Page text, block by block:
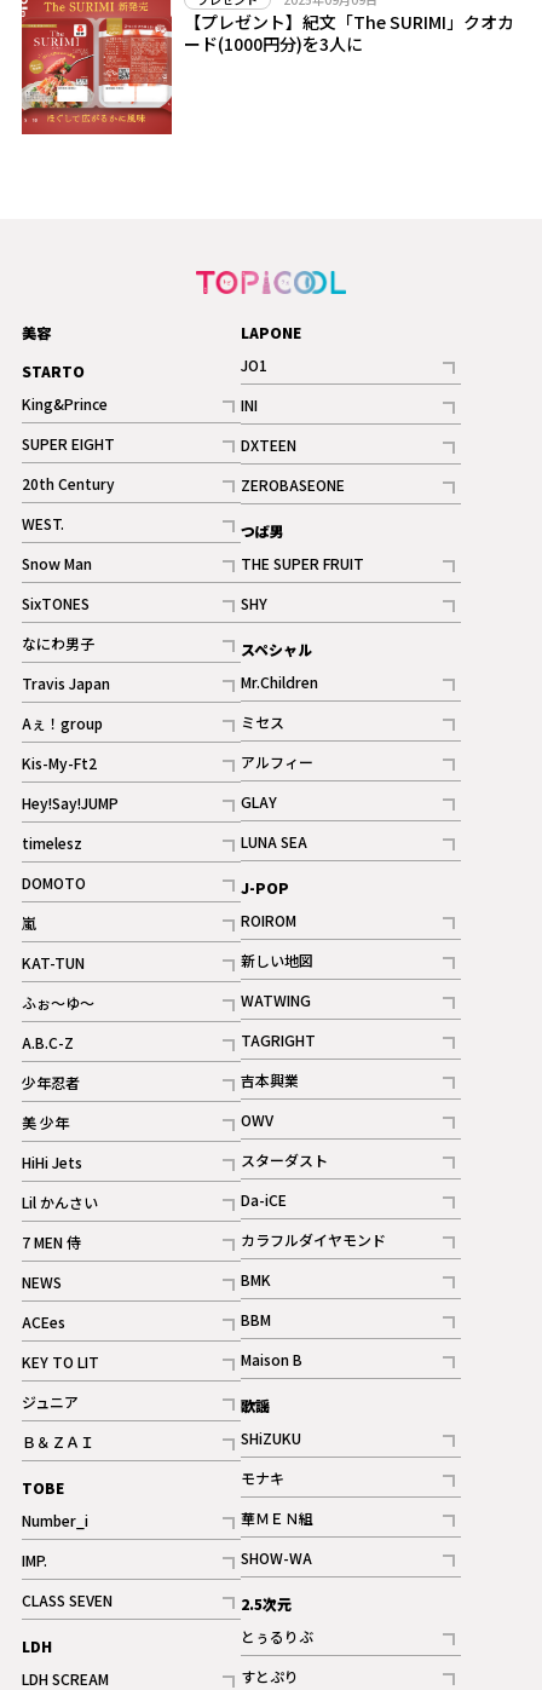
【プレゼント】紀文「The SURIMI」クオカ
ード(1000円分)を3人に
美容
STARTO
King&Prince
記事
SUPER EIGHT
記事
20th Century
記事
WEST.
記事
Snow Man
記事
ギャラリー
SixTONES
記事
ギャラリー
なにわ男子
記事
Travis Japan
記事
Aぇ！group
記事
Kis-My-Ft2
記事
ギャラリー
Hey!Say!JUMP
記事
timelesz
記事
DOMOTO
記事
嵐
記事
KAT-TUN
記事
ふぉ～ゆ～
記事
A.B.C-Z
記事
ギャラリー
少年忍者
記事
美 少年
記事
HiHi Jets
記事
Lil かんさい
記事
7 MEN 侍
記事
NEWS
記事
ACEes
記事
KEY TO LIT
記事
ジュニア
記事
Ｂ＆ＺＡＩ
記事
TOBE
Number_i
記事
IMP.
記事
CLASS SEVEN
記事
LDH
LDH SCREAM
LAPONE
JO1
記事
INI
記事
ギャラリー
DXTEEN
記事
ギャラリー
ZEROBASEONE
記事
つば男
THE SUPER FRUIT
記事
SHY
記事
スペシャル
Mr.Children
記事
ミセス
記事
アルフィー
記事
GLAY
記事
LUNA SEA
記事
J-POP
ROIROM
記事
新しい地図
記事
WATWING
記事
TAGRIGHT
記事
吉本興業
記事
OWV
記事
ギャラリー
スターダスト
記事
Da-iCE
記事
カラフルダイヤモンド
記事
BMK
記事
BBM
記事
ギャラリー
Maison B
記事
歌謡
SHiZUKU
記事
モナキ
記事
華ＭＥＮ組
記事
SHOW-WA
記事
2.5次元
とぅるりぶ
記事
すとぷり